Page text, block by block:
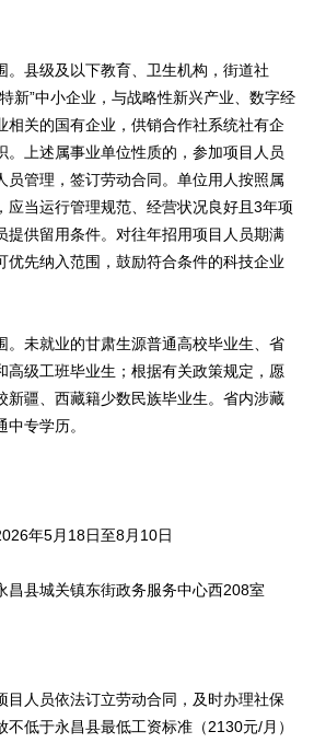
县级及以下教育、卫生机构，街道社
新”中小企业，与战略性新兴产业、数字经
相关的国有企业，供销合作社系统社有企
。上述属事业单位性质的，参加项目人员
员管理，签订劳动合同。单位用人按照属
应当运行管理规范、经营状况良好且3年项
提供留用条件。对往年招用项目人员期满
优先纳入范围，鼓励符合条件的科技企业
未就业的甘肃生源普通高校毕业生、省
高级工班毕业生；根据有关政策规定，愿
新疆、西藏籍少数民族毕业生。省内涉藏
专学历。
年5月18日至8月10日
县城关镇东街政务服务中心西208室
人员依法订立劳动合同，及时办理社保
低于永昌县最低工资标准（2130元/月）